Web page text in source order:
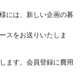
には、新しい企画の募
スをお送りいたしま
ます。会員登録に費用